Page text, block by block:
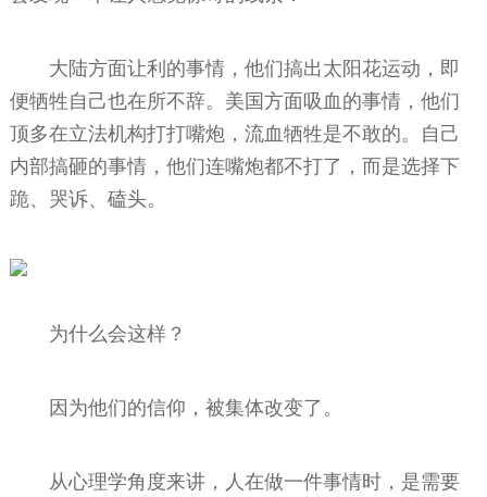
大陆方面让利的事情，他们搞出太阳花运动，即
便牺牲自己也在所不辞。美国方面吸血的事情，他们
顶多在立法机构打打嘴炮，流血牺牲是不敢的。自己
内部搞砸的事情，他们连嘴炮都不打了，而是选择下
跪、哭诉、磕头。
为什么会这样？
因为他们的信仰，被集体改变了。
从心理学角度来讲，人在做一件事情时，是需要